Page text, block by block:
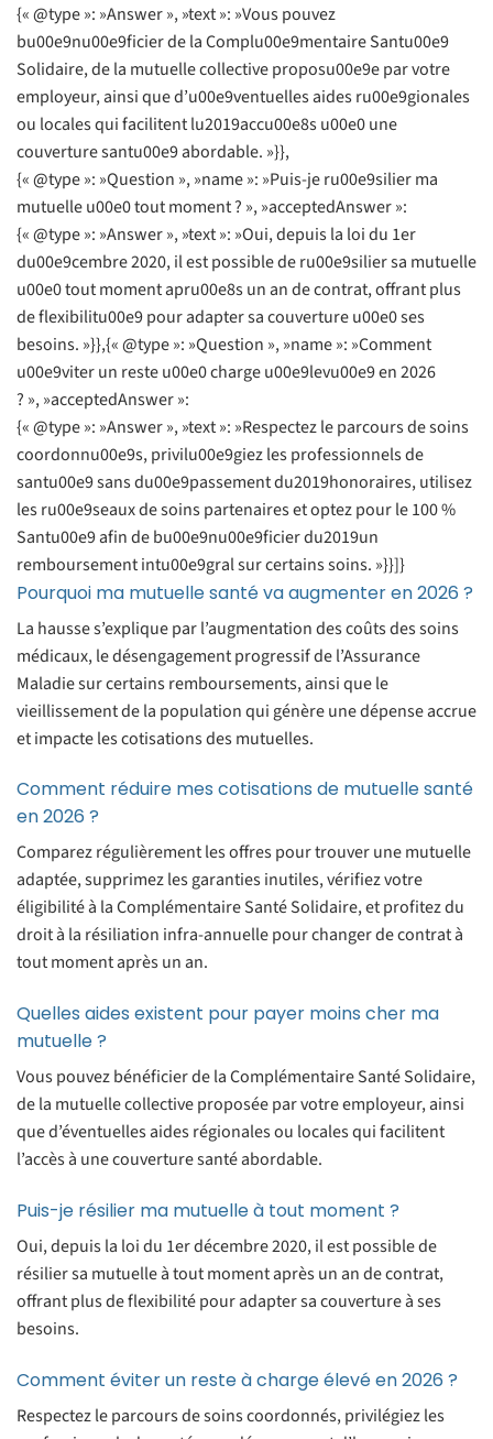
{« @type »: »Answer », »text »: »Vous pouvez
bu00e9nu00e9ficier de la Complu00e9mentaire Santu00e9
Solidaire, de la mutuelle collective proposu00e9e par votre
employeur, ainsi que d’u00e9ventuelles aides ru00e9gionales
ou locales qui facilitent lu2019accu00e8s u00e0 une
couverture santu00e9 abordable. »}},
{« @type »: »Question », »name »: »Puis-je ru00e9silier ma
mutuelle u00e0 tout moment ? », »acceptedAnswer »:
{« @type »: »Answer », »text »: »Oui, depuis la loi du 1er
du00e9cembre 2020, il est possible de ru00e9silier sa mutuelle
u00e0 tout moment apru00e8s un an de contrat, offrant plus
de flexibilitu00e9 pour adapter sa couverture u00e0 ses
besoins. »}},{« @type »: »Question », »name »: »Comment
u00e9viter un reste u00e0 charge u00e9levu00e9 en 2026
? », »acceptedAnswer »:
{« @type »: »Answer », »text »: »Respectez le parcours de soins
coordonnu00e9s, privilu00e9giez les professionnels de
santu00e9 sans du00e9passement du2019honoraires, utilisez
les ru00e9seaux de soins partenaires et optez pour le 100 %
Santu00e9 afin de bu00e9nu00e9ficier du2019un
remboursement intu00e9gral sur certains soins. »}}]}
Pourquoi ma mutuelle santé va augmenter en 2026 ?
La hausse s’explique par l’augmentation des coûts des soins
médicaux, le désengagement progressif de l’Assurance
Maladie sur certains remboursements, ainsi que le
vieillissement de la population qui génère une dépense accrue
et impacte les cotisations des mutuelles.
Comment réduire mes cotisations de mutuelle santé
en 2026 ?
Comparez régulièrement les offres pour trouver une mutuelle
adaptée, supprimez les garanties inutiles, vérifiez votre
éligibilité à la Complémentaire Santé Solidaire, et profitez du
droit à la résiliation infra-annuelle pour changer de contrat à
tout moment après un an.
Quelles aides existent pour payer moins cher ma
mutuelle ?
Vous pouvez bénéficier de la Complémentaire Santé Solidaire,
de la mutuelle collective proposée par votre employeur, ainsi
que d’éventuelles aides régionales ou locales qui facilitent
l’accès à une couverture santé abordable.
Puis-je résilier ma mutuelle à tout moment ?
Oui, depuis la loi du 1er décembre 2020, il est possible de
résilier sa mutuelle à tout moment après un an de contrat,
offrant plus de flexibilité pour adapter sa couverture à ses
besoins.
Comment éviter un reste à charge élevé en 2026 ?
Respectez le parcours de soins coordonnés, privilégiez les